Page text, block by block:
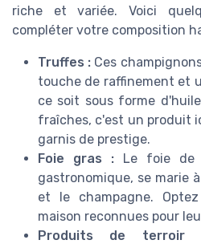
riche et variée. Voici
compléter votre composition
Truffes : Ces
touche de raffinement et
ce soit sous forme
fraîches, c'est un produit
garnis de prestige.
Foie gras : Le foie de
gastronomique, se marie
et le champagne.
maison reconnues pour
Produits de terroir